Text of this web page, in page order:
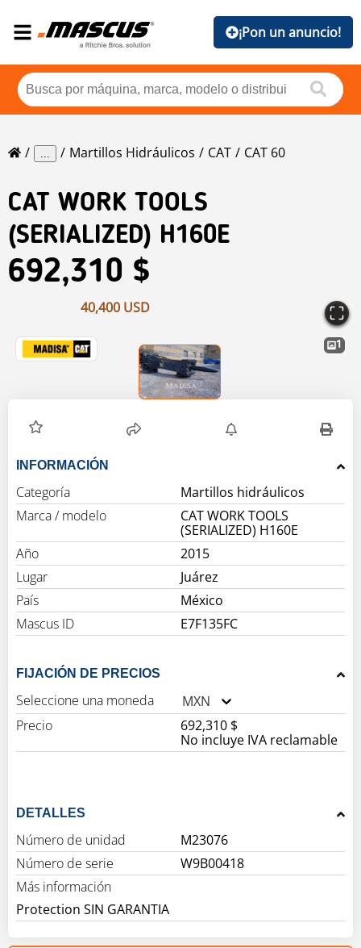
¡Pon un anuncio!
... Martillos Hidráulicos CAT CAT 60
CAT WORK TOOLS
(SERIALIZED) H160E
692,310 $
40,400 USD
1
INFORMACIÓN
Categoría
Martillos hidráulicos
Marca / modelo
CAT WORK TOOLS
(SERIALIZED) H160E
Año
2015
Lugar
Juárez
País
México
Mascus ID
E7F135FC
FIJACIÓN DE PRECIOS
Seleccione una moneda
MXN
Precio
692,310 $
No incluye IVA reclamable
DETALLES
Número de unidad
M23076
Número de serie
W9B00418
Más información
Protection SIN GARANTIA